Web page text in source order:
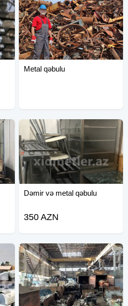
Metal qəbulu
Dəmir və metal qəbulu
350 AZN